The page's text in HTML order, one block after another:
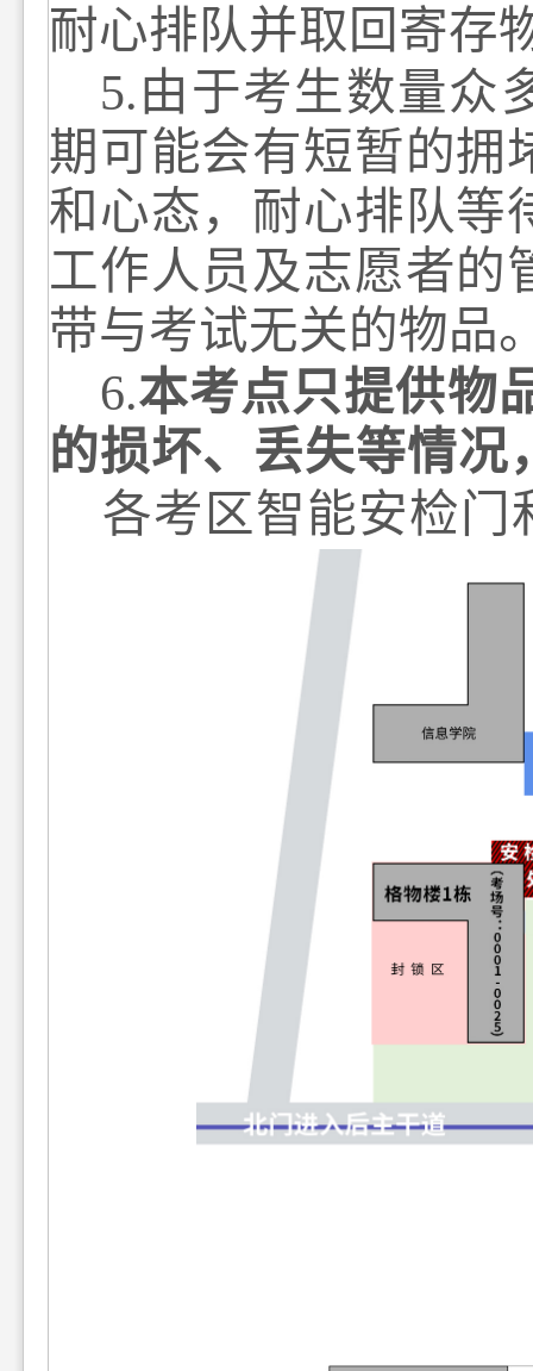
耐心排队并取回寄存
5.由于考生数量众
期可能会有短暂的拥
和心态，耐心排队等
工作人员及志愿者的
带与考试无关的物品
6.本考点只提供物
的损坏、丢失等情况
各考区智能安检门